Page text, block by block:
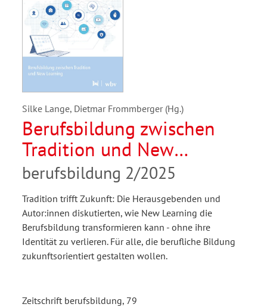
Silke Lange, Dietmar Frommberger (Hg.)
Berufsbildung zwischen
Tradition und New
Learning
berufsbildung 2/2025
Tradition trifft Zukunft: Die Herausgebenden und
Autor:innen diskutierten, wie New Learning die
Berufsbildung transformieren kann - ohne ihre
Identität zu verlieren. Für alle, die berufliche Bildung
zukunftsorientiert gestalten wollen.
Zeitschrift berufsbildung, 79